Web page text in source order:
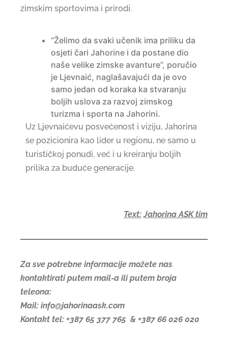
zimskim sportovima i prirodi.
“Želimo da svaki učenik ima priliku da
osjeti čari Jahorine i da postane dio
naše velike zimske avanture”, poručio
je Ljevnaić, naglašavajući da je ovo
samo jedan od koraka ka stvaranju
boljih uslova za razvoj zimskog
turizma i sporta na Jahorini.
Uz Ljevnaićevu posvećenost i viziju, Jahorina
se pozicionira kao lider u regionu, ne samo u
turističkoj ponudi, već i u kreiranju boljih
prilika za buduće generacije.
Text: Jahorina ASK tim
Za sve potrebne informacije možete nas
kontaktirati putem mail-a ili putem broja
teleona:
Mail: info@jahorinaask.com
Kontakt tel: +387 65 377 765 & +387 66 026 020